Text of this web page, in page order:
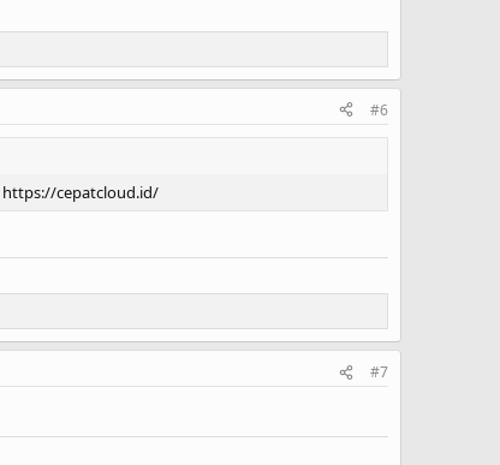
#6
https://cepatcloud.id/
#7